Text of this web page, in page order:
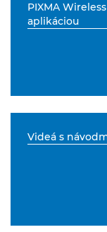
PIXMA
aplikáciou
Videá s